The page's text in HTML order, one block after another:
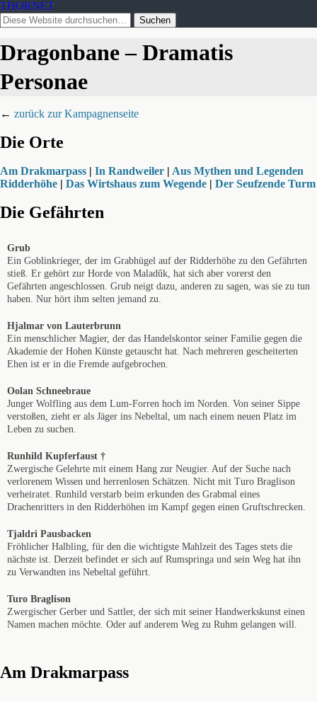
THORNET
Dragonbane – Dramatis
Personae
← zurück zur Kampagnenseite
Die Orte
Am Drakmarpass | In Randweiler | Aus Mythen und Legenden
Ridderhöhe | Das Wirtshaus zum Wegende | Der Seufzende Turm
Die Gefährten
Grub
Ein Goblinkrieger, der im Grabhügel auf der Ridderhöhe zu den Gefährten
stieß. Er gehört zur Horde von Maladûk, hat sich aber vorerst den
Gefährten angeschlossen. Grub neigt dazu, anderen zu sagen, was sie zu tun
haben. Nur hört ihm selten jemand zu.
Hjalmar von Lauterbrunn
Ein menschlicher Magier, der das Handelskontor seiner Familie gegen die
Akademie der Hohen Künste getauscht hat. Nach mehreren gescheiterten
Ehen ist er in die Fremde aufgebrochen.
Oolan Schneebraue
Junger Wolfling aus dem Lum-Forren hoch im Norden. Von seiner Sippe
verstoßen, zieht er als Jäger ins Nebeltal, um nach einem neuen Platz im
Leben zu suchen.
Runhild Kupferfaust †
Zwergische Gelehrte mit einem Hang zur Neugier. Auf der Suche nach
verlorenem Wissen und herrenlosen Schätzen. Nicht mit Turo Braglison
verheiratet. Runhild verstarb beim erkunden des Grabmal eines
Drachenritters in den Ridderhöhen im Kampf gegen einen Gruftschrecken.
Tjaldri Pausbacken
Fröhlicher Halbling, für den die wichtigste Mahlzeit des Tages stets die
nächste ist. Derzeit befindet er sich auf Rumspringa und sein Weg hat ihn
zu Verwandten ins Nebeltal geführt.
Turo Braglison
Zwergischer Gerber und Sattler, der sich mit seiner Handwerkskunst einen
Namen machen möchte. Oder auf anderem Weg zu Ruhm gelangen will.
Am Drakmarpass